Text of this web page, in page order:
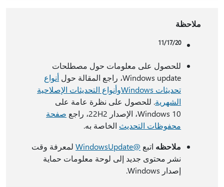
ملاحظة
11/17/20
للحصول على معلومات حول مصطلحات
Windows update، راجع المقالة حول
أنواع
تحديثات Windows
وأنواع التحديثات الإصلاحية
الشهرية. للحصول على نظرة عامة على
Windows 10، الإصدار 22H2، راجع
صفحة
محفوظات التحديث الخاصة به.
ملاحظه اتبع @WindowsUpdate
لمعرفة وقت
نشر محتوى جديد إلى لوحة معلومات حماية
إصدار Windows.